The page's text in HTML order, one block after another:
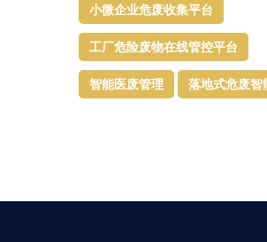
小微企业危废收集平台
工厂危险废物在线管控平台
智能医废管理 落地式危废智